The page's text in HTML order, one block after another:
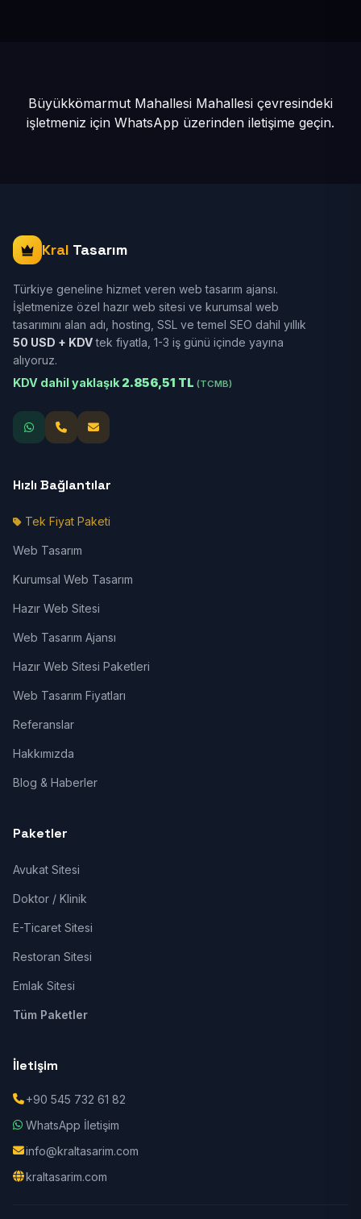
Büyükkömarmut Mahallesi Mahallesi çevresindeki
işletmeniz için WhatsApp üzerinden iletişime geçin.
Kral Tasarım
Türkiye geneline hizmet veren web tasarım ajansı.
İşletmenize özel hazır web sitesi ve kurumsal web
tasarımını alan adı, hosting, SSL ve temel SEO dahil yıllık
50 USD + KDVtek fiyatla, 1-3 iş günü içinde yayına
alıyoruz.
KDV dahil yaklaşık 2.856,51 TL (TCMB)
Hızlı Bağlantılar
Tek Fiyat Paketi
Web Tasarım
Kurumsal Web Tasarım
Hazır Web Sitesi
Web Tasarım Ajansı
Hazır Web Sitesi Paketleri
Web Tasarım Fiyatları
Referanslar
Hakkımızda
Blog & Haberler
Paketler
Avukat Sitesi
Doktor / Klinik
E-Ticaret Sitesi
Restoran Sitesi
Emlak Sitesi
Tüm Paketler
İletişim
+90 545 732 61 82
WhatsApp İletişim
info@kraltasarim.com
kraltasarim.com